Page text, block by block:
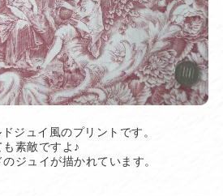
ジュイ風のプリントです。
素敵ですよ♪
ジュイが描かれています。